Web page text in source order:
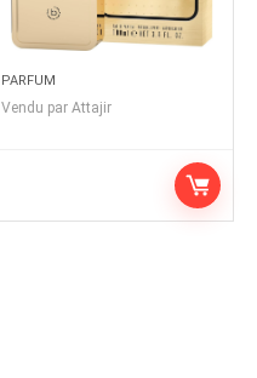
PARFUM
Vendu par Attajir